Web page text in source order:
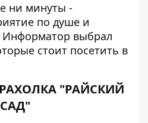
ни минуты -
по душе и
Информатор выбрал
стоит посетить в
"РАЙСКИЙ
САД"